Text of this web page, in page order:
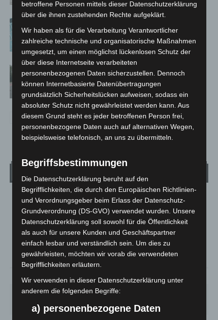
„Archetyp Market“ erhoben
Hannover: Polizei stoppt 166
Trunkenheitsfahrten bei
Großkontrolle
Wetter
LANGENHAGEN
Mäßig Bewölkt
19.5°C °
°
68%
DO.
29°
FR.
24°
SA.
27° 31°
betroffene Personen mittels dieser Datenschutzerklärung
über die ihnen zustehenden Rechte aufgeklärt.
Wir haben als für die Verarbeitung Verantwortlicher
zahlreiche technische und organisatorische Maßnahmen
umgesetzt, um einen möglichst lückenlosen Schutz der
über diese Internetseite verarbeiteten
personenbezogenen Daten sicherzustellen. Dennoch
können Internetbasierte Datenübertragungen
grundsätzlich Sicherheitslücken aufweisen, sodass ein
absoluter Schutz nicht gewährleistet werden kann. Aus
diesem Grund steht es jeder betroffenen Person frei,
personenbezogene Daten auch auf alternativen Wegen,
beispielsweise telefonisch, an uns zu übermitteln.
Begriffsbestimmungen
Die Datenschutzerklärung beruht auf den
Begrifflichkeiten, die durch den Europäischen Richtlinien-
und Verordnungsgeber beim Erlass der Datenschutz-
Grundverordnung (DS-GVO) verwendet wurden. Unsere
Datenschutzerklärung soll sowohl für die Öffentlichkeit
als auch für unsere Kunden und Geschäftspartner
einfach lesbar und verständlich sein. Um dies zu
gewährleisten, möchten wir vorab die verwendeten
Begrifflichkeiten erläutern.
Wir verwenden in dieser Datenschutzerklärung unter
anderem die folgenden Begriffe:
a) personenbezogene Daten